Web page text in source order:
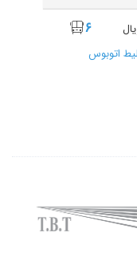
اتوبوس
۶
اتوبوس
۱
اتوبوس